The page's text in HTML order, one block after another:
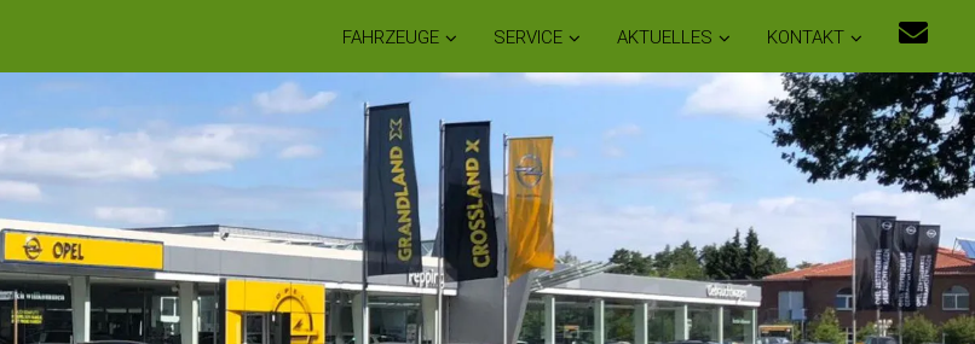
FAHRZEUGE SERVICE AKTUELLES KONTAKT